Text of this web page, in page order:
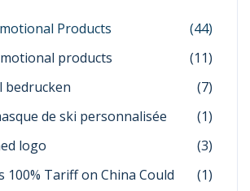
Products
(44)
products
(11)
bedrucken
(7)
de ski personnalisée
(1)
logo
(3)
100% Tariff on China Could
(1)